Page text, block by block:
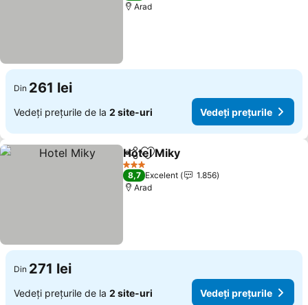
Arad
Din 261 lei
Vedeți prețurile de la 2 site-uri Vedeți prețurile
DistribuițiAdăugaţi la favorite
Hotel Miky
3 Stele
8,7 Excelent
1.856
Arad
Din 271 lei
Vedeți prețurile de la 2 site-uri Vedeți prețurile